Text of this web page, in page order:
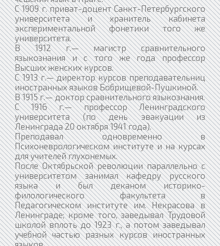
С 1909 г. приват-доцент Санкт-Петербургского
университета и хранитель кабинета
экспериментальной фонетики того же
университета.
В 1912 г.— магистр сравнительного
языкознания и с того же года профессор
Высших женских курсов.
С 1913 г.— директор курсов преподавательниц
иностранных языков Бобрищевой-Пушкиной.
В 1915 г.— доктор сравнительного языкознания.
С 1916 г.— профессор Ленинградского
университета (по день эвакуации из
Ленинграда 20 октября 1941 года).
Преподавал одновременно в
Психоневрологическом институте и на курсах
для учителей глухонемых.
После Октябрьской революции параллельно с
университетом занимал кафедру русского
языка и был деканом историко-
филологического факультета в
Педагогическом институте им. Некрасова в
Ленинграде; кроме того, заведывал Трудовой
школой вплоть до 1923 г., а потом заведывал
учебной частью разных курсов иностранных